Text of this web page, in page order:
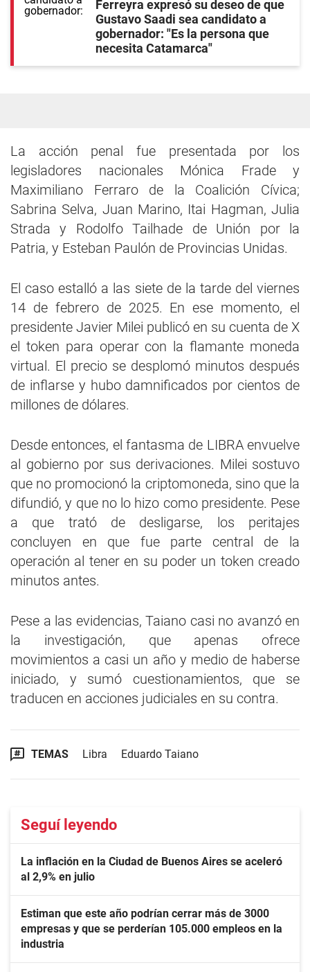
Ferreyra expresó su deseo de que
Gustavo Saadi sea candidato a
gobernador: "Es la persona que
necesita Catamarca"
La acción penal fue presentada por los
legisladores nacionales Mónica Frade y
Maximiliano Ferraro de la Coalición Cívica;
Sabrina Selva, Juan Marino, Itai Hagman, Julia
Strada y Rodolfo Tailhade de Unión por la
Patria, y Esteban Paulón de Provincias Unidas.
El caso estalló a las siete de la tarde del viernes
14 de febrero de 2025. En ese momento, el
presidente Javier Milei publicó en su cuenta de X
el token para operar con la flamante moneda
virtual. El precio se desplomó minutos después
de inflarse y hubo damnificados por cientos de
millones de dólares.
Desde entonces, el fantasma de LIBRA envuelve
al gobierno por sus derivaciones. Milei sostuvo
que no promocionó la criptomoneda, sino que la
difundió, y que no lo hizo como presidente. Pese
a que trató de desligarse, los peritajes
concluyen en que fue parte central de la
operación al tener en su poder un token creado
minutos antes.
Pese a las evidencias, Taiano casi no avanzó en
la investigación, que apenas ofrece
movimientos a casi un año y medio de haberse
iniciado, y sumó cuestionamientos, que se
traducen en acciones judiciales en su contra.
TEMAS Libra Eduardo Taiano
Seguí leyendo
La inflación en la Ciudad de Buenos Aires se aceleró
al 2,9% en julio
Estiman que este año podrían cerrar más de 3000
empresas y que se perderían 105.000 empleos en la
industria